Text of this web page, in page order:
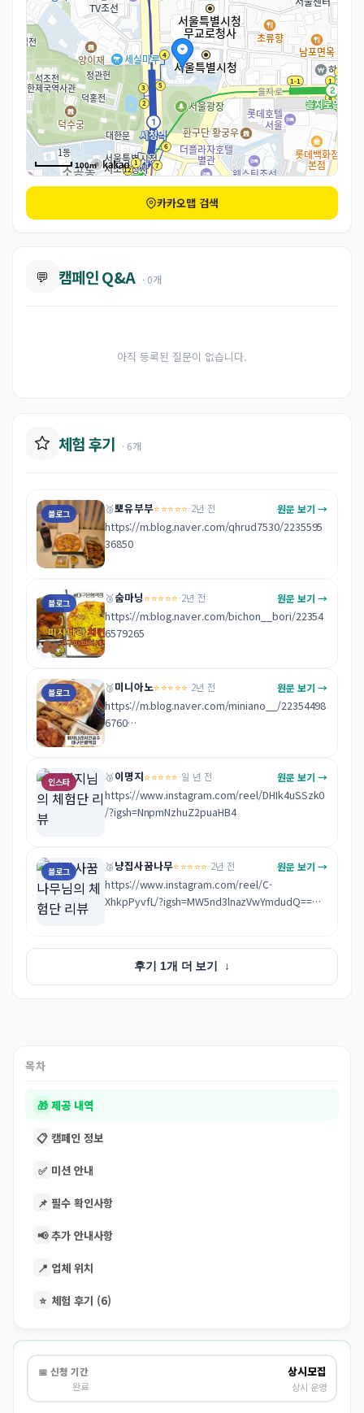
100m
카카오맵 검색
💬 캠페인 Q&A · 0개
아직 등록된 질문이 없습니다.
체험 후기 · 6개
블로그 🥉뽀유부부⭐⭐⭐⭐⭐·2년 전 원문 보기 →
https://m.blog.naver.com/qhrud7530/2235595
36850
블로그 🥉숨마닝⭐⭐⭐⭐⭐·2년 전 원문 보기 →
https://m.blog.naver.com/bichon__bori/22354
6579265
블로그 🥉미니아노⭐⭐⭐⭐⭐·2년 전 원문 보기 →
https://m.blog.naver.com/miniano__/22354498
6760
요:))
인스타 🥉이명지⭐⭐⭐⭐⭐·일 년 전 원문 보기 →
https://www.instagram.com/reel/DHIk4uSSzk0
/?igsh=NnpmNzhuZ2puaHB4
블로그 🥉냥집사꿈나무⭐⭐⭐⭐⭐·2년 전 원문 보기 →
https://www.instagram.com/reel/C-
XhkpPyvfL/?igsh=MW5nd3lnazVwYmdudQ==
https://naver.me/F9NQQRR9
후기 1개 더 보기 ↓
목차
🎁 제공 내역
📋 캠페인 정보
✅ 미션 안내
📌 필수 확인사항
📢 추가 안내사항
📍 업체 위치
⭐ 체험 후기 (6)
📅 신청 기간
완료
상시모집
상시 운영